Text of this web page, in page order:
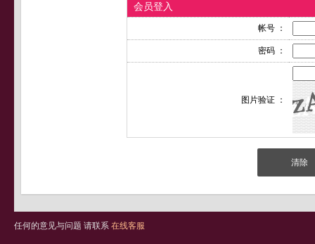
会员登入
帐号 ：
密码 ：
图片验证 ：
任何的意见与问题 请联系 在线客服